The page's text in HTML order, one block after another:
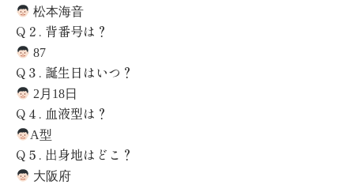
松本海音
Q ２ . 背番号は？
87
Q ３ . 誕生日はいつ？
2月18日
Q ４ . 血液型は？
A型
Q ５ . 出身地はどこ？
大阪府